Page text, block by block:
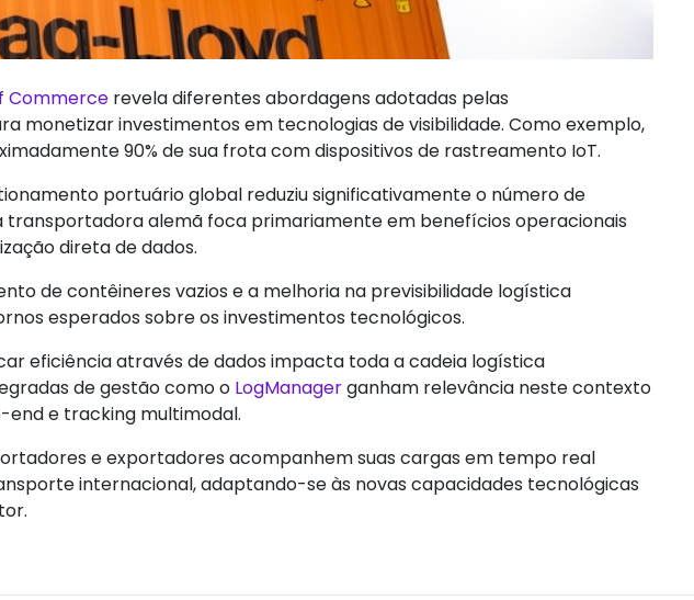
Commerce revela diferentes abordagens adotadas pelas
monetizar investimentos em tecnologias de visibilidade. Como exemplo,
90% de sua frota com dispositivos de rastreamento IoT.
portuário global reduziu significativamente o número de
transportadora alemã foca primariamente em benefícios operacionais
direta de dados.
de contêineres vazios e a melhoria na previsibilidade logística
esperados sobre os investimentos tecnológicos.
eficiência através de dados impacta toda a cadeia logística
de gestão como o LogManagerganham relevância neste contexto
e tracking multimodal.
e exportadores acompanhem suas cargas em tempo real
internacional, adaptando-se às novas capacidades tecnológicas